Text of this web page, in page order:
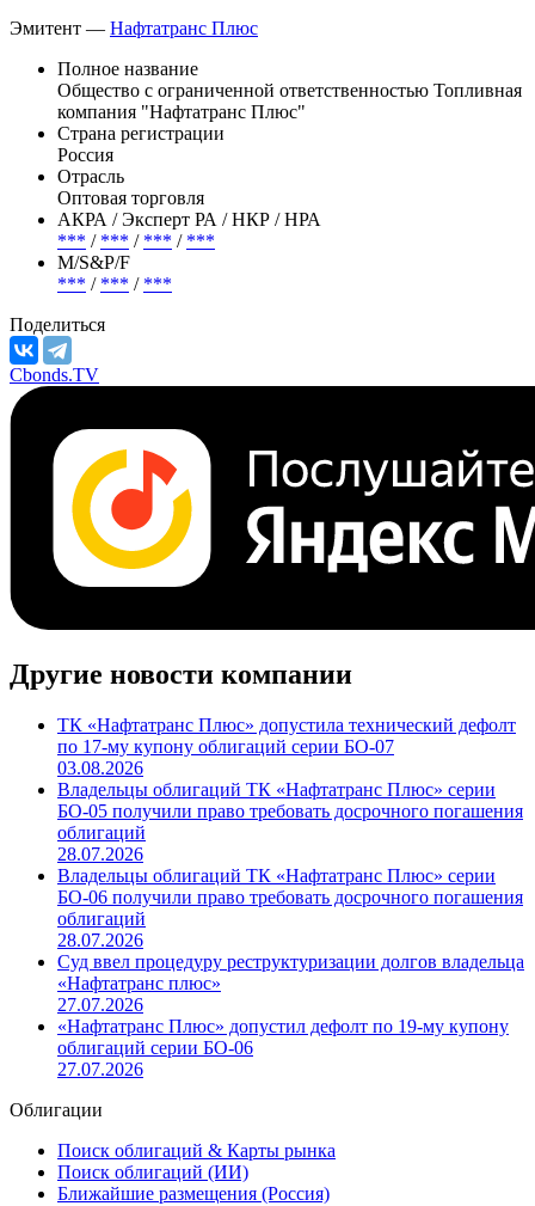
Эмитент — Нафтатранс Плюс
Полное название
Общество с ограниченной ответственностью Топливная
компания "Нафтатранс Плюс"
Страна регистрации
Россия
Отрасль
Оптовая торговля
АКРА / Эксперт РА / НКР / НРА
*** / *** / *** / ***
М/S&P/F
*** / *** / ***
Поделиться
Cbonds.TV
Другие новости компании
ТК «Нафтатранс Плюс» допустила технический дефолт
по 17-му купону облигаций серии БО-07
03.08.2026
Владельцы облигаций ТК «Нафтатранс Плюс» серии
БО-05 получили право требовать досрочного погашения
облигаций
28.07.2026
Владельцы облигаций ТК «Нафтатранс Плюс» серии
БО-06 получили право требовать досрочного погашения
облигаций
28.07.2026
Суд ввел процедуру реструктуризации долгов владельца
«Нафтатранс плюс»
27.07.2026
«Нафтатранс Плюс» допустил дефолт по 19-му купону
облигаций серии БО-06
27.07.2026
Облигации
Поиск облигаций & Карты рынка
Поиск облигаций (ИИ)
Ближайшие размещения (Россия)